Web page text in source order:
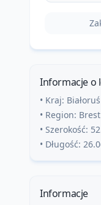
Informacje o
• Kraj: Białoruś
• Region:
• Szerokość:
• Długość:
Informacje